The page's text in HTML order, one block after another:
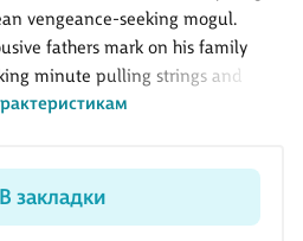
vengeance-seeking mogul.
fathers mark on his family
minute pulling strings and
money and power he gains, the
disdain, Sloane Walton only
throw him. Until their bickering
В закладки